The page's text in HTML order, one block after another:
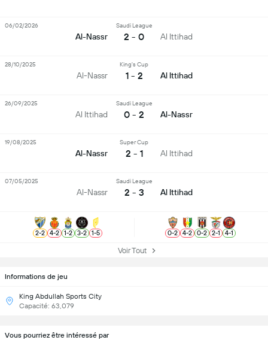
Informations de jeu
King Abdullah Sports City
Capacité: 63,079
Al-Nassr
Saudi League
2 - 0 Al Ittihad
06/02/2026
Al-Nassr
King's Cup
1 - 2 Al Ittihad
28/10/2025
Al Ittihad
Saudi League
0 - 2 Al-Nassr
26/09/2025
Al-Nassr
Super Cup
2 - 1 Al Ittihad
19/08/2025
Al-Nassr
Saudi League
2 - 3 Al Ittihad
07/05/2025
2-2 4-2 1-2 3-2 1-5 0-2 4-2 0-2 2-1 4-1
Voir Tout
Vous pourriez être intéressé par